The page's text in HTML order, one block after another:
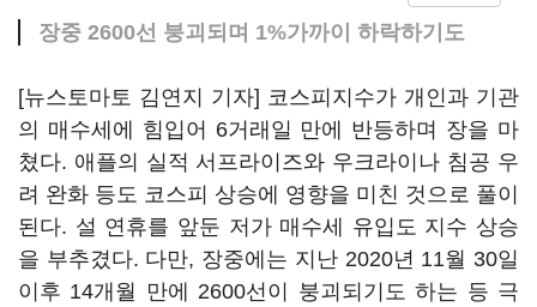
장중 2600선 붕괴되며 1%가까이 하락하기도
[뉴스토마토 김연지 기자] 코스피지수가 개인과 기관
의 매수세에 힘입어 6거래일 만에 반등하며 장을 마
쳤다. 애플의 실적 서프라이즈와 우크라이나 침공 우
려 완화 등도 코스피 상승에 영향을 미친 것으로 풀이
된다. 설 연휴를 앞둔 저가 매수세 유입도 지수 상승
을 부추겼다. 다만, 장중에는 지난 2020년 11월 30일
이후 14개월 만에 2600선이 붕괴되기도 하는 등 극